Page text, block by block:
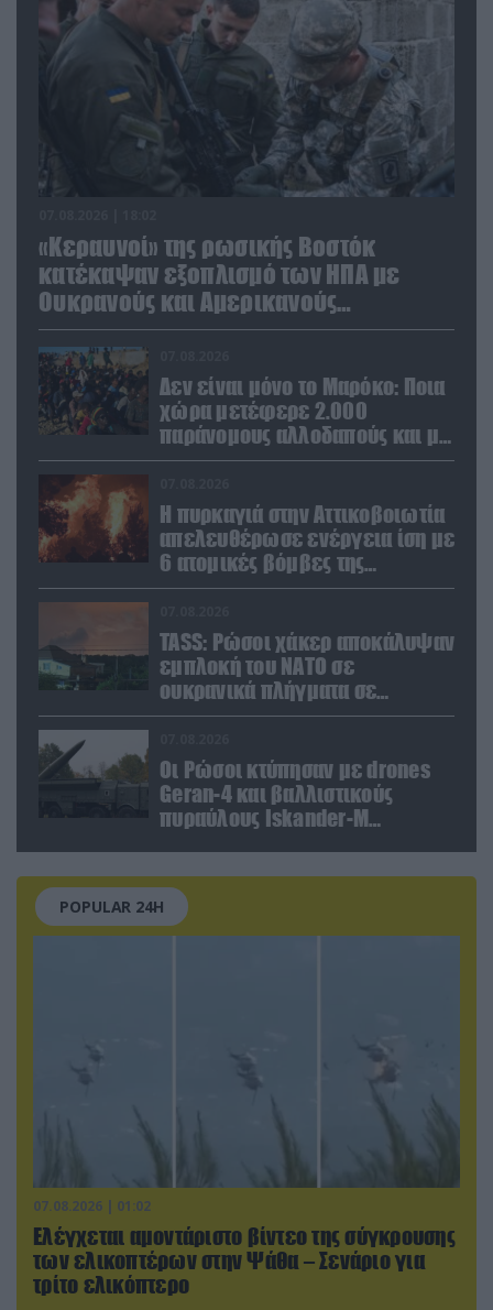
«Κεραυνοί» της ρωσικής Βοστόκ
κατέκαψαν εξοπλισμό των ΗΠΑ με
Ουκρανούς και Αμερικανούς
μισθοφόρους – Δείτε βίντεο
Δεν είναι μόνο το Μαρόκο: Ποια
χώρα μετέφερε 2.000
παράνομους αλλοδαπούς και με
ναρκωτικά στην Ισπανία
Η πυρκαγιά στην Αττικοβοιωτία
απελευθέρωσε ενέργεια ίση με
6 ατομικές βόμβες της
Χιροσίμα!
TASS: Ρώσοι χάκερ αποκάλυψαν
εμπλοκή του ΝΑΤΟ σε
ουκρανικά πλήγματα σε
στόχους στο ρωσικό έδαφος!
Οι Ρώσοι κτύπησαν με drones
Geran-4 και βαλλιστικούς
πυραύλους Iskander-M
POPULAR 24H
07.08.2026 | 01:02
Ελέγχεται αμοντάριστο βίντεο της σύγκρουσης
των ελικοπτέρων στην Ψάθα – Σενάριο για
τρίτο ελικόπτερο